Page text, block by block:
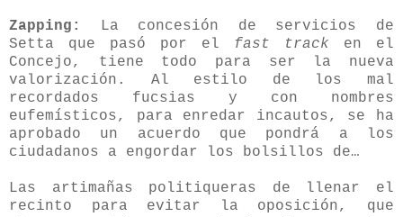
Zapping:
La concesión de servicios de
Setta que pasó por el fast track en el
Concejo, tiene todo para ser la nueva
valorización. Al estilo de los mal
recordados fucsias y con nombres
eufemísticos, para enredar incautos, se ha
aprobado un acuerdo que pondrá a los
ciudadanos a engordar los bolsillos de…
Las artimañas politiqueras de llenar el
recinto para evitar la oposición, que